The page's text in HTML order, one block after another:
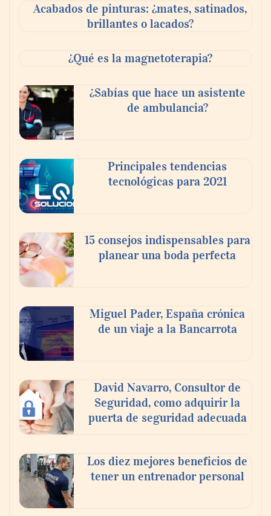
Beatbot: la solución ideal para que las
familias disfruten de un final de
temporada de piscina inmejorable
Cistitis en verano: hidratación, higiene y
evitar la humedad prolongada, claves para
prevenir una de las infecciones más
frecuentes
Acabados de pinturas: ¿mates, satinados,
brillantes o lacados?
¿Qué es la magnetoterapia?
¿Sabías que hace un asistente
de ambulancia?
Principales tendencias
tecnológicas para 2021
15 consejos indispensables para
planear una boda perfecta
Miguel Pader, España crónica
de un viaje a la Bancarrota
David Navarro, Consultor de
Seguridad, como adquirir la
puerta de seguridad adecuada
Los diez mejores beneficios de
tener un entrenador personal